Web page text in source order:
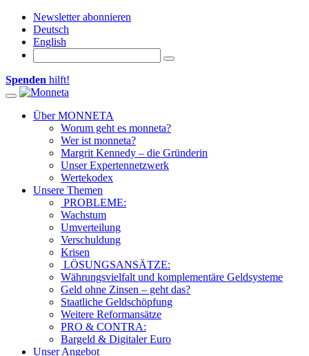
Newsletter abonnieren
Deutsch
English
Spenden hilft!
Toggle navigation
Über MONNETA
Worum geht es monneta?
Wer ist monneta?
Margrit Kennedy – die Gründerin
Unser Expertennetzwerk
Wertekodex
Unsere Themen
PROBLEME:
Wachstum
Umverteilung
Verschuldung
Krisen
LÖSUNGSANSÄTZE:
Währungsvielfalt und komplementäre Geldsysteme
Geld ohne Zinsen – geht das?
Staatliche Geldschöpfung
Weitere Reformansätze
PRO & CONTRA:
Bargeld & Digitaler Euro
Unser Angebot